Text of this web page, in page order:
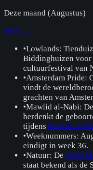
Deze maand (Augustus)
Meer →
•Lowlands:
Biddinghuizen voor
cultuurfestival van
•Amsterdam Pride:
vindt de
grachten van
•Mawlid al-Nabi:
herdenkt de
tijdens Mawlid al-
•Weeknummers:
eindigt in week 36.
•Natuur: De Volle
staat bekend als de